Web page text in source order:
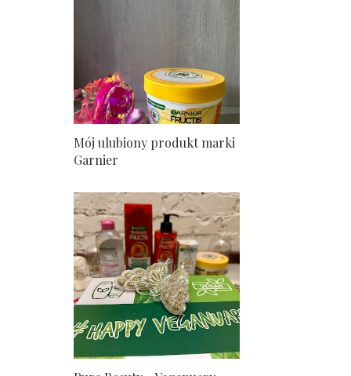
Mój ulubiony produkt marki
Garnier